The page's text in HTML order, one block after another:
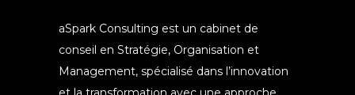
aSpark Consulting est un cabinet de
conseil en Stratégie, Organisation et
Management, spécialisé dans l’innovation